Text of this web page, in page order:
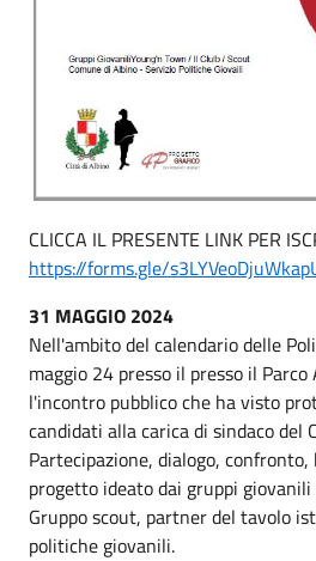
CLICCA IL PRESENTE LINK PER
https://forms.gle/
31 MAGGIO 2024
Nell'ambito del calendario delle
maggio 24 presso il presso il
l'incontro pubblico che ha visto
candidati alla carica di sindaco del
Partecipazione, dialogo,
progetto ideato dai gruppi
Gruppo scout, partner del tavolo
politiche giovanili.